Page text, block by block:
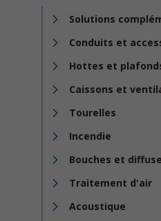
Solutions
Conduits et
Hottes et
Caissons et
Tourelles
Incendie
Bouches et
Traitement d'air
Acoustique